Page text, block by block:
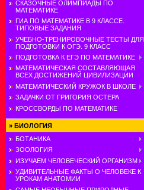
СКАЗОЧНЫЕ ОЛИМПИАДЫ ПО
МАТЕМАТИКЕ
ГИА ПО МАТЕМАТИКЕ В 9 КЛАССЕ.
ТИПОВЫЕ ЗАДАНИЯ
УЧЕБНО-ТРЕНИРОВОЧНЫЕ ТЕСТЫ ДЛЯ
ПОДГОТОВКИ К ОГЭ. 9 КЛАСС
ПОДГОТОВКА К ЕГЭ ПО МАТЕМАТИКЕ
МАТЕМАТИЧЕСКАЯ СОСТАВЛЯЮЩАЯ
ВСЕХ ДОСТИЖЕНИЙ ЦИВИЛИЗАЦИИ
МАТЕМАТИЧЕСКИЙ КРУЖОК В ШКОЛЕ
ЗАДАЧКИ ОТ ГРИГОРИЯ ОСТЕРА
КРОССВОРДЫ ПО МАТЕМАТИКЕ
» БИОЛОГИЯ
БОТАНИКА
ЗООЛОГИЯ
ИЗУЧАЕМ ЧЕЛОВЕЧЕСКИЙ ОРГАНИЗМ
УДИВИТЕЛЬНЫЕ ФАКТЫ О ЧЕЛОВЕКЕ К
УРОКАМ АНАТОМИИ